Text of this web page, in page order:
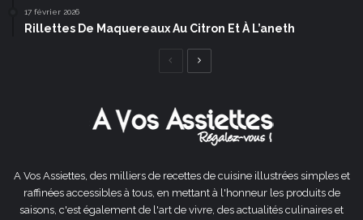
17 février 2026
Rillettes De Maquereaux Au Citron Et À L’aneth
Page
A Vos Assiettes, des milliers de recettes de cuisine illustrées simples et
raffinées accessibles à tous, en mettant à l'honneur les produits de
saisons, c'est également de l'art de vivre, des actualités culinaires et